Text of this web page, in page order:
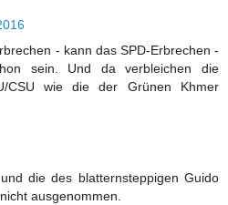
- kann das SPD-Erbrechen -
sein. Und da verbleichen die
CSU wie die der Grünen Khmer
die des blatternsteppigen Guido
ausgenommen.